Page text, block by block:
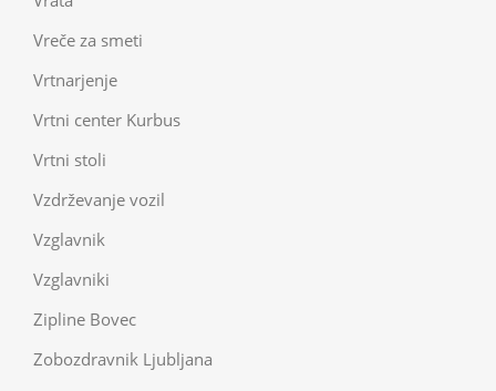
Vreče za smeti
Vrtnarjenje
Vrtni center Kurbus
Vrtni stoli
Vzdrževanje vozil
Vzglavnik
Vzglavniki
Zipline Bovec
Zobozdravnik Ljubljana